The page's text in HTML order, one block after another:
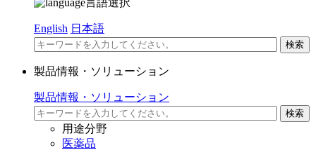
言語選択
English 日本語
製品情報・ソリューション
製品情報・ソリューション
用途分野
医薬品